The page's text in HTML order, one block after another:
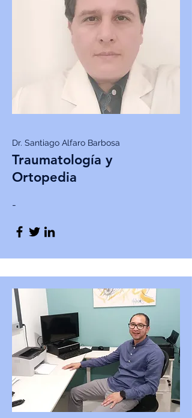
Dr. Santiago Alfaro Barbosa
Traumatología y
Ortopedia
-